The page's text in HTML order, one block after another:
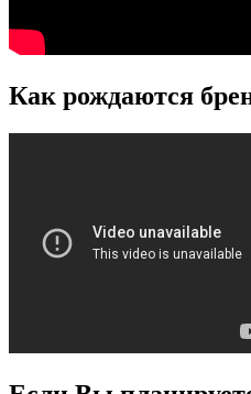
Как рождаются